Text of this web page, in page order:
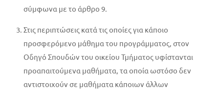
σύμφωνα με το άρθρο 9.
Στις περιπτώσεις κατά τις οποίες για κάποιο
προσφερόμενο μάθημα του προγράμματος, στον
Οδηγό Σπουδών του οικείου Τμήματος υφίστανται
προαπαιτούμενα μαθήματα, τα οποία ωστόσο δεν
αντιστοιχούν σε μαθήματα κάποιων άλλων